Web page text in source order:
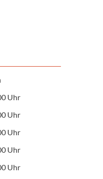
Uhr
Uhr
Uhr
Uhr
Uhr